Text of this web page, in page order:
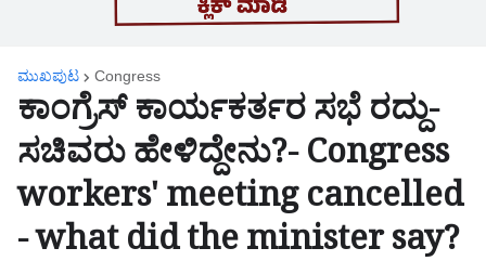
ಮುಖಪುಟ Congress
ಕಾಂಗ್ರೆಸ್ ಕಾರ್ಯಕರ್ತರ ಸಭೆ ರದ್ದು-
ಸಚಿವರು ಹೇಳಿದ್ದೇನು?- Congress
workers' meeting cancelled
- what did the minister say?